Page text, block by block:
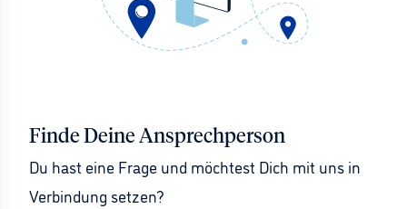
Finde Deine Ansprechperson
Du hast eine Frage und möchtest Dich mit uns in
Verbindung setzen?